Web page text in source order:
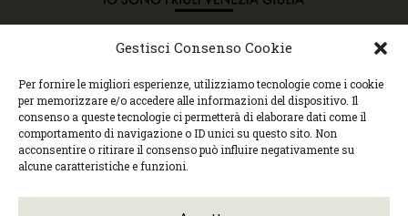
Gestisci Consenso Cookie
Per fornire le migliori esperienze, utilizziamo tecnologie come i cookie
per memorizzare e/o accedere alle informazioni del dispositivo. Il
consenso a queste tecnologie ci permetterà di elaborare dati come il
comportamento di navigazione o ID unici su questo sito. Non
acconsentire o ritirare il consenso può influire negativamente su
alcune caratteristiche e funzioni.
Copyright © 2015 Cec, Tutti i diritti riservati. Nessun
contenuto può essere copiato o manipolato. Accedendo al
sito approvi la Policy sulla privacy e la Policy sui
contenuti.
Centro espressioni cinematografiche, via Villalta, 24 |
33100 Udine | tel. 0432 299545 | P.Iva 01295290306 |
cec@cecudine.org